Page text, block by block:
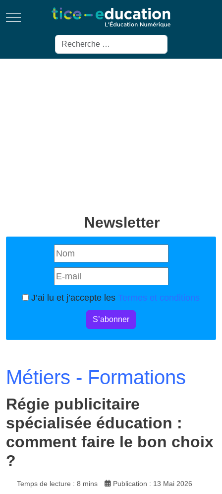
Mobile Menu Toggle
Rechercher
Newsletter
J’ai lu et j’accepte les Termes et conditions
S’abonner
Métiers - Formations
Régie publicitaire
spécialisée éducation :
comment faire le bon choix
?
Temps de lecture : 8 mins Publication : 13 Mai 2026